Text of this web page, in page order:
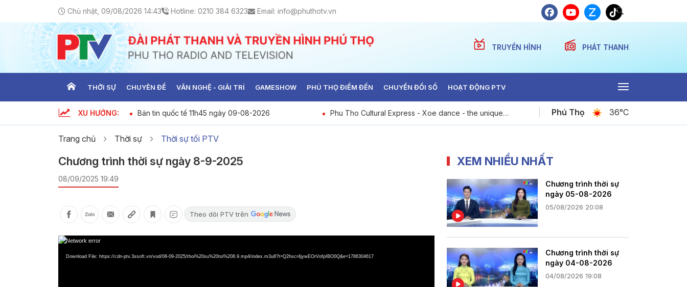
Chủ nhật, 09/08/2026 14:43 Hotline: 0210 384 6323 Email: info@phuthotv.vn
TRUYỀN HÌNH PHÁT THANH
THỜI SỰ CHUYÊN ĐỀ VĂN NGHỆ - GIẢI TRÍ GAMESHOW PHÚ THỌ ĐIỂM ĐẾN CHUYỂN ĐỔI SỐ HOẠT ĐỘNG PTV
XU HƯỚNG:
ngày 09-08-2026 Bản tin quốc tế 11h45 ngày 09-08-2026
Phu Tho Cultural Express - Xoe dance - the unique
Nhịp sống thể thao ngày 9-8-2026
Phú Thọ 36°C
Trang chủ Thời sự Thời sự tối PTV
Chương trình thời sự ngày 8-9-2025
08/09/2025 19:49
Theo dõi PTV trên
Video
Network error
Download File: https://cdn-ptv.3ssoft.vn/vod/08-09-2025/thoi%20su%20toi%208.9.mp4/index.m3u8?t=Q2hscr4jywEOrVofpIBO0Q&e=1786304617
XEM NHIỀU NHẤT
Chương trình thời sự
ngày 05-08-2026
05/08/2026 20:08
Chương trình thời sự
ngày 04-08-2026
04/08/2026 19:08